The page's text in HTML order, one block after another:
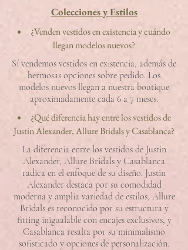
Colecciones y Estilos
¿Venden vestidos en existencia y cuándo
llegan modelos nuevos?
Sí vendemos vestidos en existencia, además de
hermosas opciones sobre pedido. Los
modelos nuevos llegan a nuestra boutique
aproximadamente cada 6 a 7 meses.
¿Qué diferencia hay entre los vestidos de
Justin Alexander, Allure Bridals y Casablanca?
La diferencia entre los vestidos de Justin
Alexander, Allure Bridals y Casablanca
radica en el enfoque de su diseño. Justin
Alexander destaca por su comodidad
moderna y amplia variedad de estilos, Allure
Bridals es reconocido por su estructura y
fitting inigualable con encajes exclusivos, y
Casablanca resalta por su minimalismo
sofisticado y opciones de personalización.